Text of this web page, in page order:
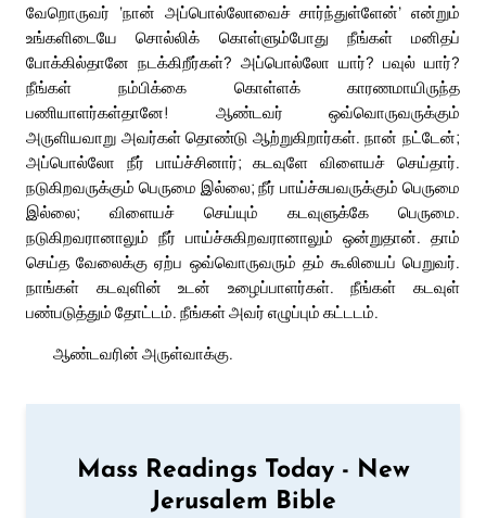
வேறொருவர் ‘நான் அப்பொல்லோவைச் சார்ந்துள்ளேன்’ என்றும்
உங்களிடையே சொல்லிக் கொள்ளும்போது நீங்கள் மனிதப்
போக்கில்தானே நடக்கிறீர்கள்? அப்பொல்லோ யார்? பவுல் யார்?
நீங்கள் நம்பிக்கை கொள்ளக் காரணமாயிருந்த
பணியாளர்கள்தானே! ஆண்டவர் ஒவ்வொருவருக்கும்
அருளியவாறு அவர்கள் தொண்டு ஆற்றுகிறார்கள். நான் நட்டேன்;
அப்பொல்லோ நீர் பாய்ச்சினார்; கடவுளே விளையச் செய்தார்.
நடுகிறவருக்கும் பெருமை இல்லை; நீர் பாய்ச்சுபவருக்கும் பெருமை
இல்லை; விளையச் செய்யும் கடவுளுக்கே பெருமை.
நடுகிறவரானாலும் நீர் பாய்ச்சுகிறவரானாலும் ஒன்றுதான். தாம்
செய்த வேலைக்கு ஏற்ப ஒவ்வொருவரும் தம் கூலியைப் பெறுவர்.
நாங்கள் கடவுளின் உடன் உழைப்பாளர்கள். நீங்கள் கடவுள்
பண்படுத்தும் தோட்டம். நீங்கள் அவர் எழுப்பும் கட்டடம்.
ஆண்டவரின் அருள்வாக்கு.
Mass Readings Today - New
Jerusalem Bible